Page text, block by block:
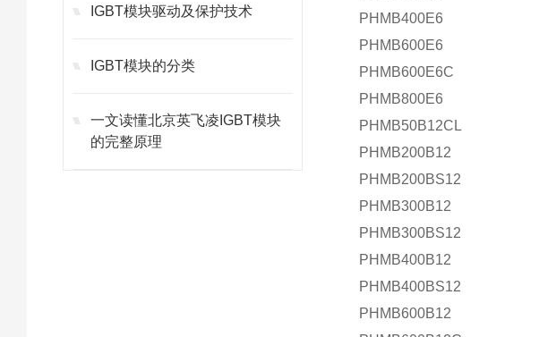
IGBT模块驱动及保护技术
IGBT模块的分类
一文读懂北京英飞凌IGBT模块
的完整原理
PHMB400E6
PHMB600E6
PHMB600E6C
PHMB800E6
PHMB50B12CL
PHMB200B12
PHMB200BS12
PHMB300B12
PHMB300BS12
PHMB400B12
PHMB400BS12
PHMB600B12